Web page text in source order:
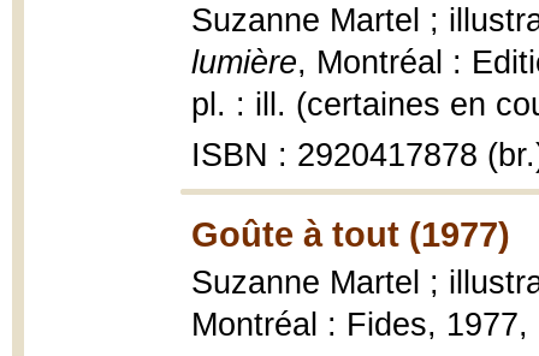
Suzanne Martel ;
lumière, Montréal :
pl. : ill. (certaines en
ISBN : 2920417878
Goûte à tout (1977)
Suzanne Martel ;
Montréal : Fides,